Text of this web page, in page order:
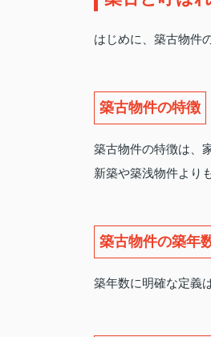
はじめに、築古物件
築古物件の特徴
築古物件の特徴は、
新築や築浅物件より
築古物件の築年
築年数に明確な定義